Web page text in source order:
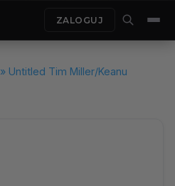
ZALOGUJ
» Untitled Tim Miller/Keanu